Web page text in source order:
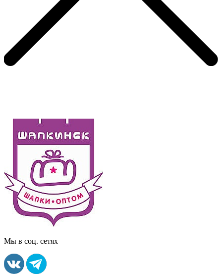
Мы в соц. сетях